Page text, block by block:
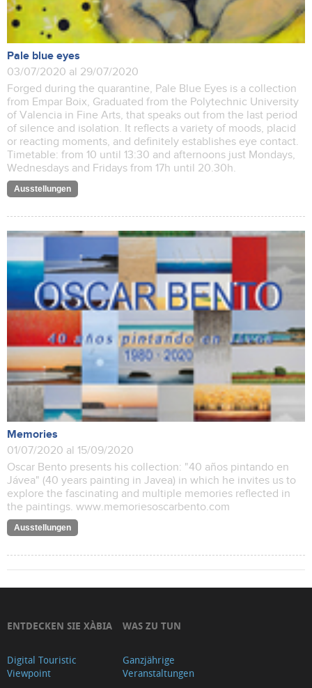
Pale blue eyes
03/07/2020 al 29/07/2020
Forged during the quarantine, Pale Blue Eyes is a collection
from Empar Boix, Graduated from the Polytechnic University
of Valencia in Fine Arts, that speaks out from the last period
of silence and isolation. It reflects a variety of moods, placid
or reacting moments, and definitely establishes eye contact.
Timetable: from 10 until 13:30 and afternoons just Mondays,
Wednesdays and Fridays from 17h until 20.30h.
Ausstellungen
Memories
01/07/2020 al 15/09/2020
Oscar Bento presents his collection: "40 años pintando en
Jávea" (40 years painting in Javea) in which he invites us to
explore the fascinating and multiple memories reflected in
the paintings. www.memoriesoscarbento.com
Ausstellungen
ENTDECKEN SIE XÀBIA
Digital Touristic
Viewpoint
WAS ZU TUN
Ganzjährige
Veranstaltungen